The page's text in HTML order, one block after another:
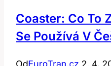
Coaster: Co To
Se Používá V
OdEuroTran.cz 2. 4.